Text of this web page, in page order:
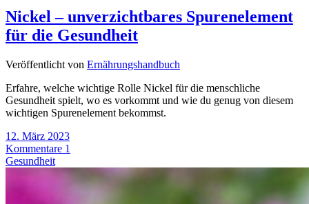
Nickel – unverzichtbares Spurenelement
für die Gesundheit
Veröffentlicht von Ernährungshandbuch
Erfahre, welche wichtige Rolle Nickel für die menschliche
Gesundheit spielt, wo es vorkommt und wie du genug von diesem
wichtigen Spurenelement bekommst.
12. März 2023
Kommentare 1
Gesundheit